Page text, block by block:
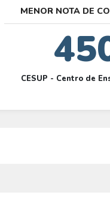
MENOR NOTA DE
CESUP - Centro de